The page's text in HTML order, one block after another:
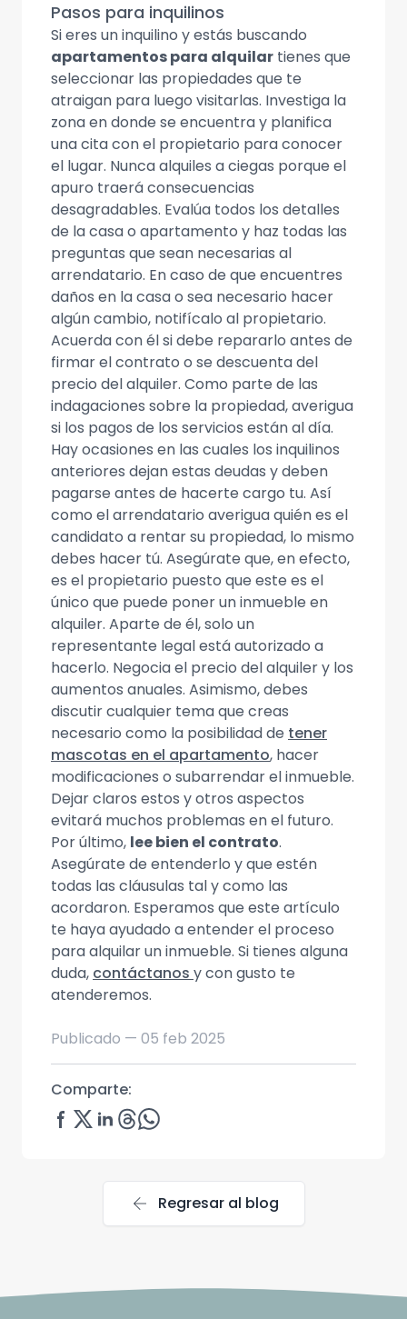
Pasos para inquilinos
Si eres un inquilino y estás buscando
apartamentos para alquilar tienes que
seleccionar las propiedades que te
atraigan para luego visitarlas. Investiga la
zona en donde se encuentra y planifica
una cita con el propietario para conocer
el lugar. Nunca alquiles a ciegas porque el
apuro traerá consecuencias
desagradables. Evalúa todos los detalles
de la casa o apartamento y haz todas las
preguntas que sean necesarias al
arrendatario. En caso de que encuentres
daños en la casa o sea necesario hacer
algún cambio, notifícalo al propietario.
Acuerda con él si debe repararlo antes de
firmar el contrato o se descuenta del
precio del alquiler. Como parte de las
indagaciones sobre la propiedad, averigua
si los pagos de los servicios están al día.
Hay ocasiones en las cuales los inquilinos
anteriores dejan estas deudas y deben
pagarse antes de hacerte cargo tu. Así
como el arrendatario averigua quién es el
candidato a rentar su propiedad, lo mismo
debes hacer tú. Asegúrate que, en efecto,
es el propietario puesto que este es el
único que puede poner un inmueble en
alquiler. Aparte de él, solo un
representante legal está autorizado a
hacerlo. Negocia el precio del alquiler y los
aumentos anuales. Asimismo, debes
discutir cualquier tema que creas
necesario como la posibilidad de tener
mascotas en el apartamento, hacer
modificaciones o subarrendar el inmueble.
Dejar claros estos y otros aspectos
evitará muchos problemas en el futuro.
Por último, lee bien el contrato.
Asegúrate de entenderlo y que estén
todas las cláusulas tal y como las
acordaron. Esperamos que este artículo
te haya ayudado a entender el proceso
para alquilar un inmueble. Si tienes alguna
duda, contáctanos y con gusto te
atenderemos.
Publicado — 05 feb 2025
Comparte:
arrow_back Regresar al blog